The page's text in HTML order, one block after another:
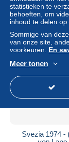
Svezia 1974 -
statistieken te
behoeften, om
inhoud te delen op
Sommige van
van onze site,
voorkeuren. En
Meer tonen